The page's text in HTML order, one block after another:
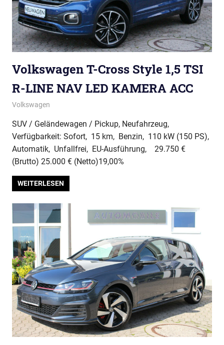
Volkswagen T-Cross Style 1,5 TSI
R-LINE NAV LED KAMERA ACC
Volkswagen
SUV / Geländewagen / Pickup, Neufahrzeug,
Verfügbarkeit: Sofort, 15 km, Benzin, 110 kW (150 PS),
Automatik, Unfallfrei, EU-Ausführung, 29.750 €
(Brutto) 25.000 € (Netto)19,00%
WEITERLESEN